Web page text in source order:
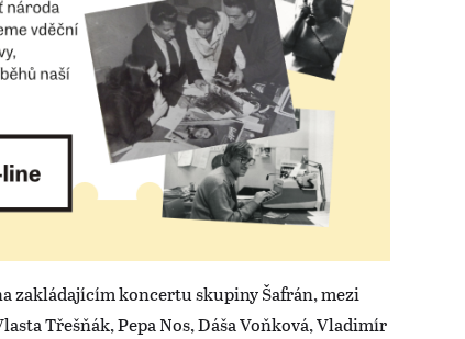
zakládajícím koncertu skupiny Šafrán, mezi
Třešňák, Pepa Nos, Dáša Voňková, Vladimír